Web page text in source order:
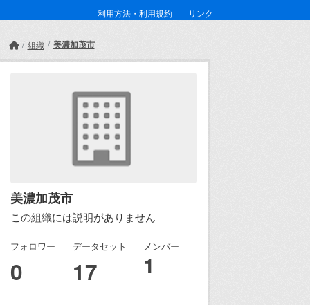
利用方法・利用規約 リンク
組織 美濃加茂市
美濃加茂市
この組織には説明がありません
フォロワー
0
データセット
17
メンバー
1